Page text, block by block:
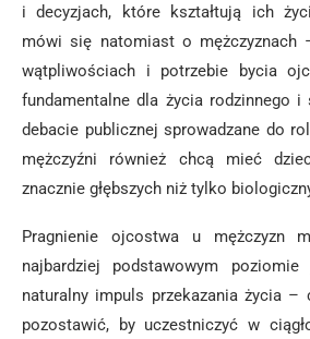
i decyzjach, które kształtują ich
mówi się natomiast o mężczyznach
wątpliwościach i potrzebie bycia
fundamentalne dla życia rodzinnego i
debacie publicznej sprowadzane do
mężczyźni również chcą mieć
znacznie głębszych niż tylko
Pragnienie ojcostwa u mężczyzn
najbardziej podstawowym
naturalny impuls przekazania życia
pozostawić, by uczestniczyć w